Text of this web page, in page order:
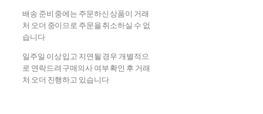
배송 준비 중에는 주문하신 상품이 거래
처 오더 중이므로 주문을 취소하실 수 없
습니다
일주일 이상 입고 지연될 경우 개별적으
로 연락드려 구매의사 여부 확인 후 거래
처 오더 진행하고 있습니다